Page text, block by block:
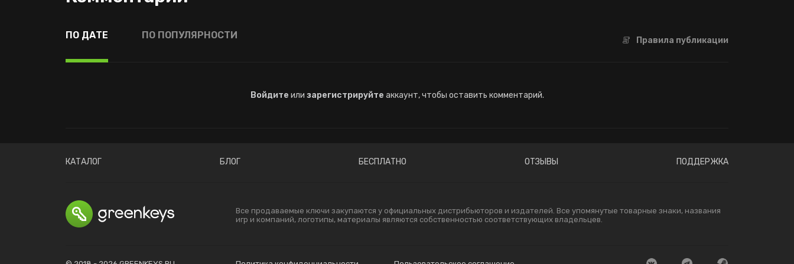
ПО ДАТЕ ПО ПОПУЛЯРНОСТИ Правила публикации
Войдите или зарегистрируйте аккаунт, чтобы оставить комментарий.
КАТАЛОГ БЛОГ БЕСПЛАТНО ОТЗЫВЫ ПОДДЕРЖКА
Все продаваемые ключи закупаются у официальных дистрибьюторов и издателей. Все упомянутые товарные знаки, названия
игр и компаний, логотипы, материалы являются собственностью соответствующих владельцев.